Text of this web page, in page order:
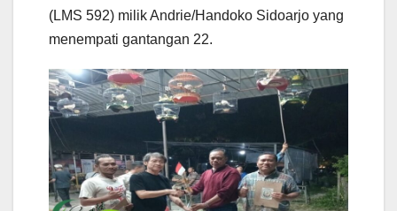
(LMS 592) milik Andrie/Handoko Sidoarjo yang
menempati gantangan 22.